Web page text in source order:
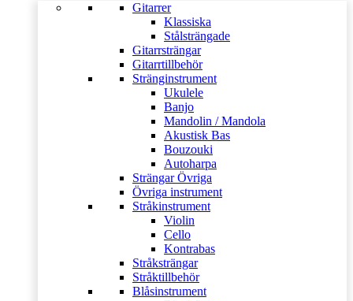
Gitarrer
Klassiska
Stålsträngade
Gitarrsträngar
Gitarrtillbehör
Stränginstrument
Ukulele
Banjo
Mandolin / Mandola
Akustisk Bas
Bouzouki
Autoharpa
Strängar Övriga
Övriga instrument
Stråkinstrument
Violin
Cello
Kontrabas
Stråksträngar
Stråktillbehör
Blåsinstrument